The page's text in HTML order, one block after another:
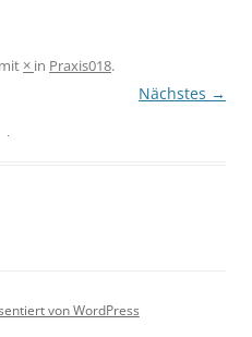
mit × in Praxis018.
Nächstes →
von WordPress